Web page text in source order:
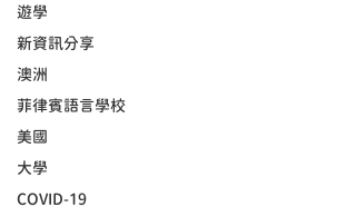
遊學
新資訊分享
澳洲
菲律賓語言學校
美國
大學
COVID-19